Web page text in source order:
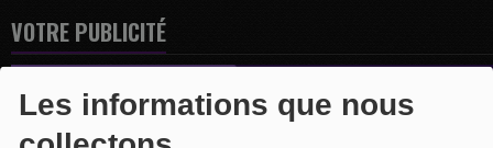
Les informations que nous
VOTRE PUBLICITÉ